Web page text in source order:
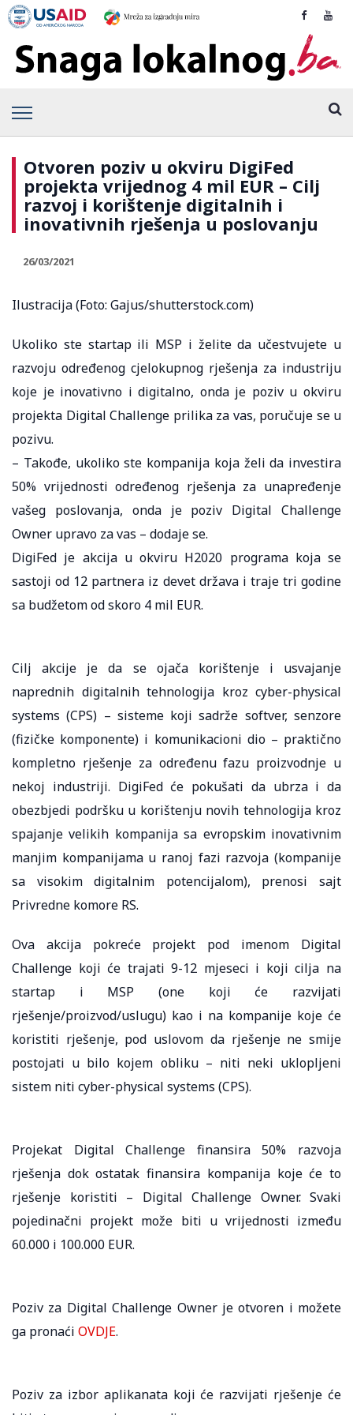
Otvoren poziv u okviru DigiFed
projekta vrijednog 4 mil EUR – Cilj
razvoj i korištenje digitalnih i
inovativnih rješenja u poslovanju
26/03/2021
Ilustracija (Foto: Gajus/shutterstock.com)
Ukoliko ste startap ili MSP i želite da učestvujete u
razvoju određenog cjelokupnog rješenja za industriju
koje je inovativno i digitalno, onda je poziv u okviru
projekta Digital Challenge prilika za vas, poručuje se u
pozivu.
– Takođe, ukoliko ste kompanija koja želi da investira
50% vrijednosti određenog rješenja za unapređenje
vašeg poslovanja, onda je poziv Digital Challenge
Owner upravo za vas – dodaje se.
DigiFed je akcija u okviru H2020 programa koja se
sastoji od 12 partnera iz devet država i traje tri godine
sa budžetom od skoro 4 mil EUR.
Cilj akcije je da se ojača korištenje i usvajanje
naprednih digitalnih tehnologija kroz cyber-physical
systems (CPS) – sisteme koji sadrže softver, senzore
(fizičke komponente) i komunikacioni dio – praktično
kompletno rješenje za određenu fazu proizvodnje u
nekoj industriji. DigiFed će pokušati da ubrza i da
obezbjedi podršku u korištenju novih tehnologija kroz
spajanje velikih kompanija sa evropskim inovativnim
manjim kompanijama u ranoj fazi razvoja (kompanije
sa visokim digitalnim potencijalom), prenosi sajt
Privredne komore RS.
Ova akcija pokreće projekt pod imenom Digital
Challenge koji će trajati 9-12 mjeseci i koji cilja na
startap i MSP (one koji će razvijati
rješenje/proizvod/uslugu) kao i na kompanije koje će
koristiti rješenje, pod uslovom da rješenje ne smije
postojati u bilo kojem obliku – niti neki uklopljeni
sistem niti cyber-physical systems (CPS).
Projekat Digital Challenge finansira 50% razvoja
rješenja dok ostatak finansira kompanija koje će to
rješenje koristiti – Digital Challenge Owner. Svaki
pojedinačni projekt može biti u vrijednosti između
60.000 i 100.000 EUR.
Poziv za Digital Challenge Owner je otvoren i možete
ga pronaći OVDJE.
Poziv za izbor aplikanata koji će razvijati rješenje će